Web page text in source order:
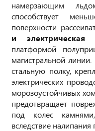
намерзающим
способствует
поверхности
и электрическая
платформой
магистральной
стальную полку,
электрических
морозоустойчивых
предотвращает
под колес
вследствие налипания